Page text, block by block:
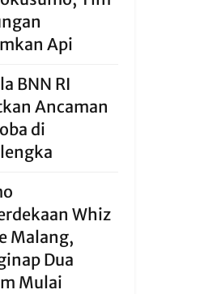
Api
BNN RI
Ancaman
di
Whiz
Malang,
Dua
Mulai